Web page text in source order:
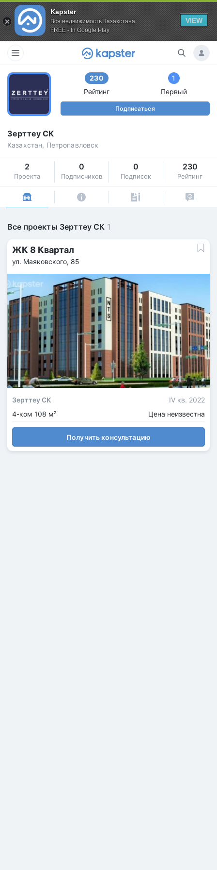
Kapster
Вся недвижимость Казахстана
FREE - In Google Play
VIEW
230
Рейтинг
1
Первый
Подписаться
Зерттеу СК
Казахстан, Петропавловск
2
Проекта
0
Подписчиков
0
Подписок
230
Рейтинг
Все проекты Зерттеу СК 1
ЖК 8 Квартал
ул. Маяковского, 85
Зерттеу СК
IV кв. 2022
4-ком 108 м²
Цена неизвестна
Получить консультацию